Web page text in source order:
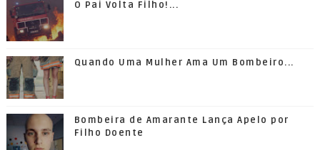
O Pai Volta Filho!...
Quando Uma Mulher Ama Um Bombeiro...
Bombeira de Amarante Lança Apelo por
Filho Doente